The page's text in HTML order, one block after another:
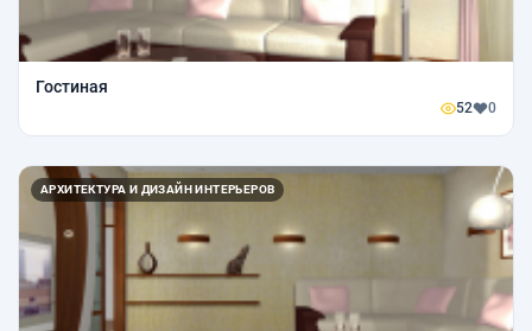
Гостиная
52 0
АРХИТЕКТУРА И ДИЗАЙН ИНТЕРЬЕРОВ